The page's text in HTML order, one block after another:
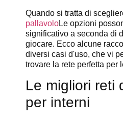
Quando si tratta di
pallavoloLe opzioni
significativo a seconda di
giocare. Ecco alcune
diversi casi d'uso, che vi
trovare la rete perfetta per
Le migliori reti
per interni